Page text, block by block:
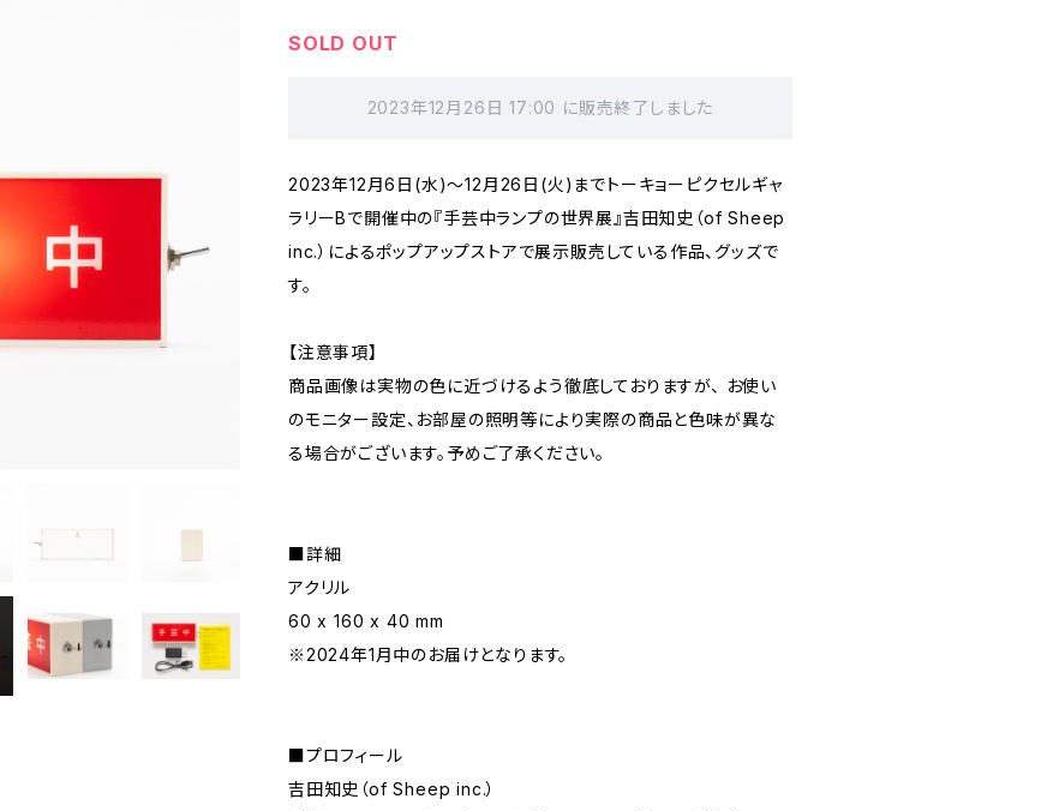
SOLD OUT
2023年12月26日 17:00 に販売終了しました
2023年12月6日(水)〜12月26日(火)までトーキョーピクセルギャ
ラリーBで開催中の『手芸中ランプの世界展』吉田知史（of Sheep
inc.）によるポップアップストアで展示販売している作品、グッズで
す。
【注意事項】
商品画像は実物の色に近づけるよう徹底しておりますが、 お使い
のモニター設定、お部屋の照明等により実際の商品と色味が異な
る場合がございます。予めご了承ください。
■詳細
アクリル
60 x 160 x 40 mm
※2024年1月中のお届けとなります。
■プロフィール
吉田知史（of Sheep inc.）